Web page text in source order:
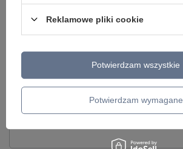
Napisz swoją opinię
5/5
Treść twojej opinii
Reklamowe pliki cookie
Potwierdzam wymagane
Potwierdzam wszystkie